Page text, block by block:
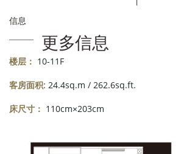
信息
更多信息
楼层： 10-11F
客房面积: 24.4sq.m / 262.6sq.ft.
床尺寸： 110cm×203cm